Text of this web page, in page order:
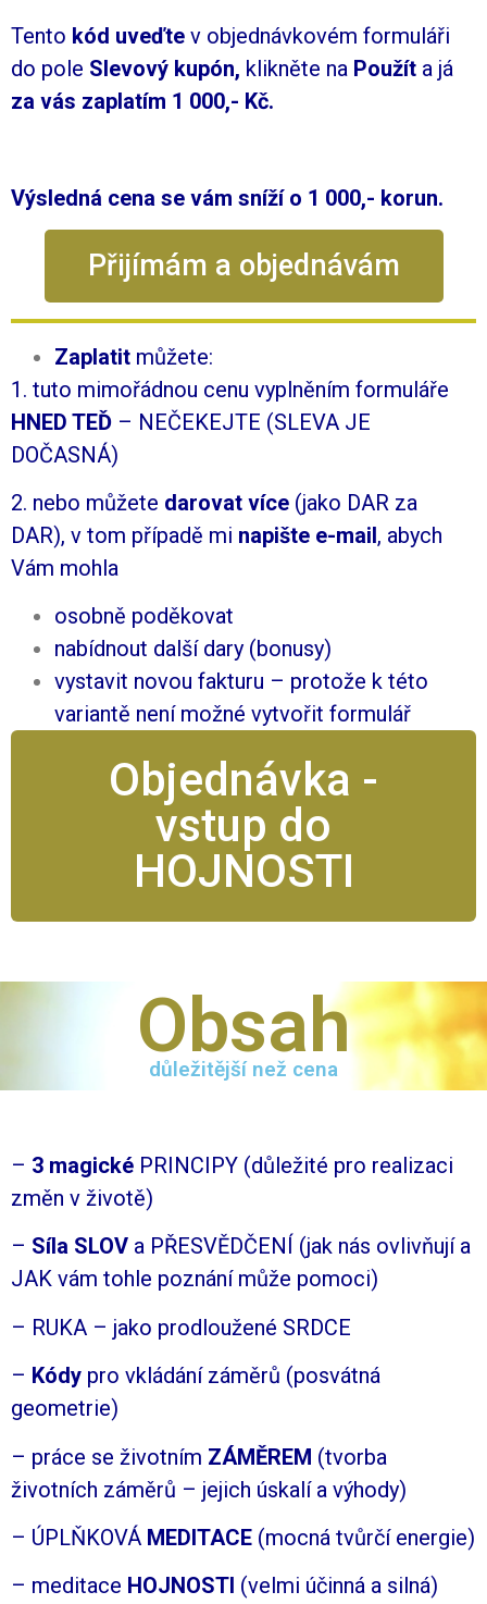
Tento kód uveďte v objednávkovém formuláři
do pole Slevový kupón, klikněte na Použít a já
za vás zaplatím 1 000,- Kč.
Výsledná cena se vám sníží o 1 000,- korun.
Přijímám a objednávám
Zaplatit můžete:
1. tuto mimořádnou cenu vyplněním formuláře
HNED TEĎ – NEČEKEJTE (SLEVA JE
DOČASNÁ)
2. nebo můžete darovat více (jako DAR za
DAR), v tom případě mi napište e-mail, abych
Vám mohla
osobně poděkovat
nabídnout další dary (bonusy)
vystavit novou fakturu – protože k této
variantě není možné vytvořit formulář
Objednávka -
vstup do
HOJNOSTI
Obsah
důležitější než cena
– 3 magické PRINCIPY (důležité pro realizaci
změn v životě)
– Síla SLOV a PŘESVĚDČENÍ (jak nás ovlivňují a
JAK vám tohle poznání může pomoci)
– RUKA – jako prodloužené SRDCE
– Kódy pro vkládání záměrů (posvátná
geometrie)
– práce se životním ZÁMĚREM (tvorba
životních záměrů – jejich úskalí a výhody)
– ÚPLŇKOVÁ MEDITACE (mocná tvůrčí energie)
– meditace HOJNOSTI (velmi účinná a silná)